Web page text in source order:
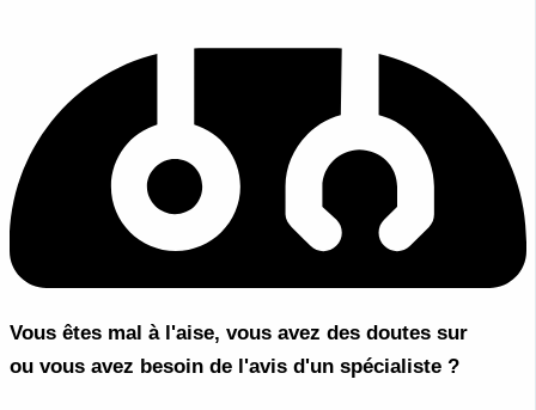
Vous êtes mal à l'aise, vous avez des doutes sur
ou vous avez besoin de l'avis d'un spécialiste ?